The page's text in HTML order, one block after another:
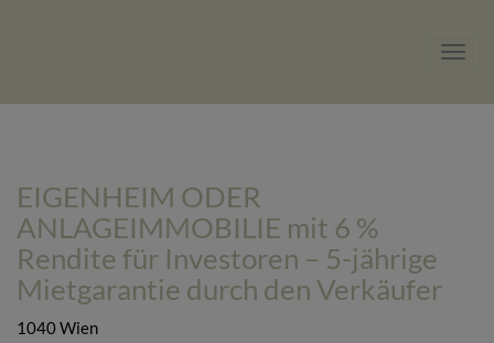
EIGENHEIM ODER
ANLAGEIMMOBILIE mit 6 %
Rendite für Investoren – 5-jährige
Mietgarantie durch den Verkäufer
1040 Wien